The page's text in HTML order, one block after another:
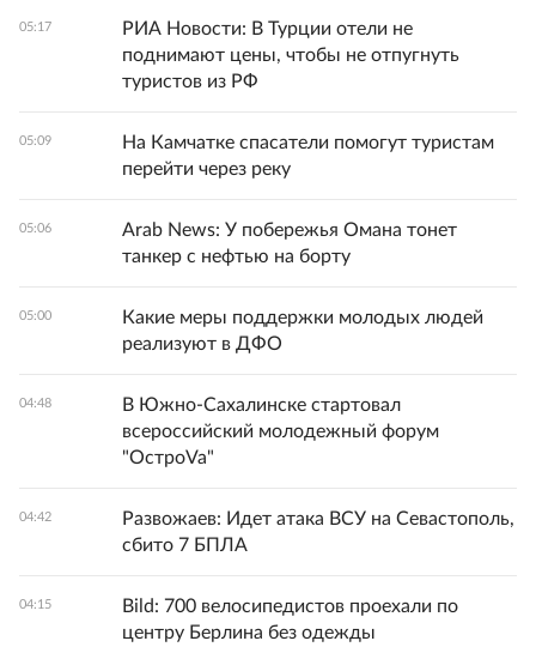
05:17
РИА Новости: В Турции отели не
поднимают цены, чтобы не отпугнуть
туристов из РФ
05:09
На Камчатке спасатели помогут туристам
перейти через реку
05:06
Arab News: У побережья Омана тонет
танкер с нефтью на борту
05:00
Какие меры поддержки молодых людей
реализуют в ДФО
04:48
В Южно-Сахалинске стартовал
всероссийский молодежный форум
"ОстроVa"
04:42
Развожаев: Идет атака ВСУ на Севастополь,
сбито 7 БПЛА
04:15
Bild: 700 велосипедистов проехали по
центру Берлина без одежды